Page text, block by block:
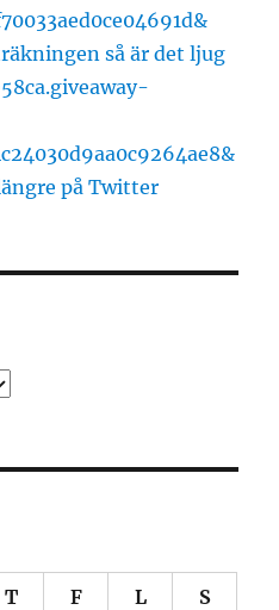
så är det ljug
på Twitter
T F L S